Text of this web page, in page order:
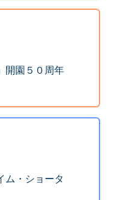
開園５０周年
ム・ショータ